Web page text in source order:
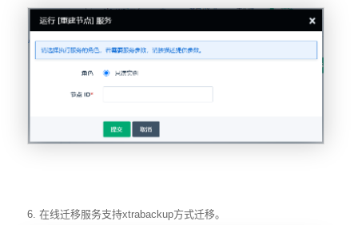
6. 在线迁移服务支持xtrabackup方式迁移。